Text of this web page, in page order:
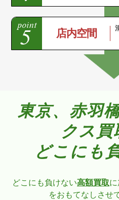
店内空間
東京、赤羽
クス買
どこにも
どこにも負けない高額買取に
をおもてなしさせ